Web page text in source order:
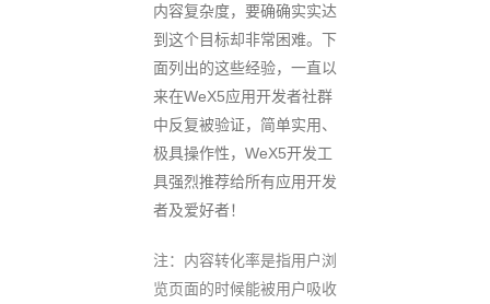
内容复杂度，要确确实实达
到这个目标却非常困难。下
面列出的这些经验，一直以
来在WeX5应用开发者社群
中反复被验证，简单实用、
极具操作性，WeX5开发工
具强烈推荐给所有应用开发
者及爱好者！
注：内容转化率是指用户浏
览页面的时候能被用户吸收